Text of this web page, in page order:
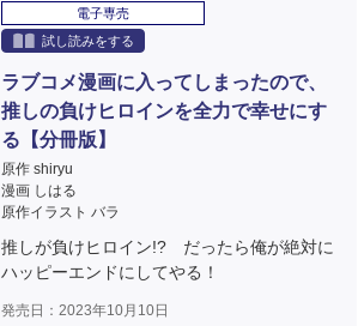
電子専売
試し読みをする
ラブコメ漫画に入ってしまったので、
推しの負けヒロインを全力で幸せにす
る【分冊版】
原作 shiryu
漫画 しはる
原作イラスト バラ
推しが負けヒロイン!? だったら俺が絶対に
ハッピーエンドにしてやる！
発売日：2023年10月10日